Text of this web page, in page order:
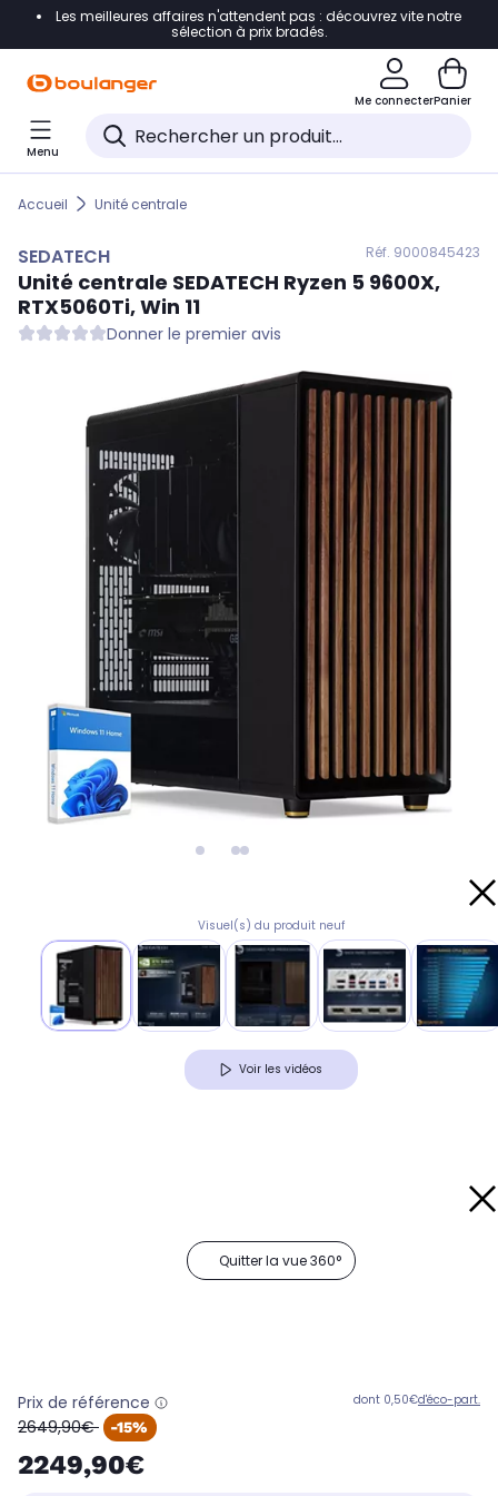
Accéder directement à la navigation
Accéder directement au pied de page
Accéder directement au chatbot
Les meilleures affaires n'attendent pas : découvrez vite notre
sélection à prix bradés.
Me connecterPanier
Menu
Accueil Unité centrale
SEDATECH Réf. 9000845423
Unité centrale SEDATECH Ryzen 5 9600X,
RTX5060Ti, Win 11
Donner le premier avis
Visuel(s) du produit neuf
Voir les vidéos
Quitter la vue 360°
Prix de référence
oldPrice
2649,90€ -15%
2249,90€
dont 0,50€d'éco-part.